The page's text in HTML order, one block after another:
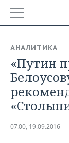
ТАТАРСТАН
УДМУРТИЯ
НОВОСТИ
АНАЛИТИКА
НОВОСТИ
ЭКОНОМИКА
НОВОСТИ
АНАЛИТИКА
«Путин
07:00, 19.09.2016